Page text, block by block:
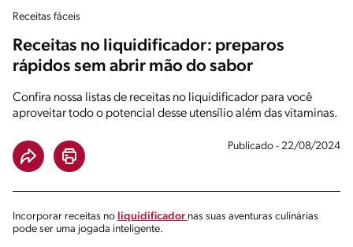
Receitas fáceis
Receitas no liquidificador: preparos
rápidos sem abrir mão do sabor
Confira nossa listas de receitas no liquidificador para você
aproveitar todo o potencial desse utensílio além das vitaminas.
Publicado - 22/08/2024
Incorporar receitas no liquidificador nas suas aventuras culinárias
pode ser uma jogada inteligente.